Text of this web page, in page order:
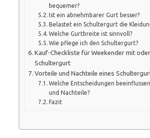
bequemer?
Ist ein abnehmbarer Gurt besser?
Belastet ein Schultergurt die
Welche Gurtbreite ist sinnvoll?
Wie pflege ich den Schultergurt?
Kauf-Checkliste für Weekender mit
Schultergurt
Vorteile und Nachteile eines
Welche Entscheidungen
und Nachteile?
Fazit